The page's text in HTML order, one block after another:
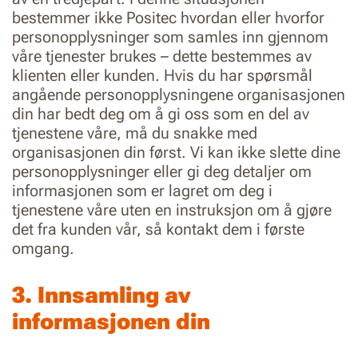
bestemmer ikke Positec hvordan eller hvorfor
personopplysninger som samles inn gjennom
våre tjenester brukes – dette bestemmes av
klienten eller kunden. Hvis du har spørsmål
angående personopplysningene organisasjonen
din har bedt deg om å gi oss som en del av
tjenestene våre, må du snakke med
organisasjonen din først. Vi kan ikke slette dine
personopplysninger eller gi deg detaljer om
informasjonen som er lagret om deg i
tjenestene våre uten en instruksjon om å gjøre
det fra kunden vår, så kontakt dem i første
omgang.
3. Innsamling av
informasjonen din